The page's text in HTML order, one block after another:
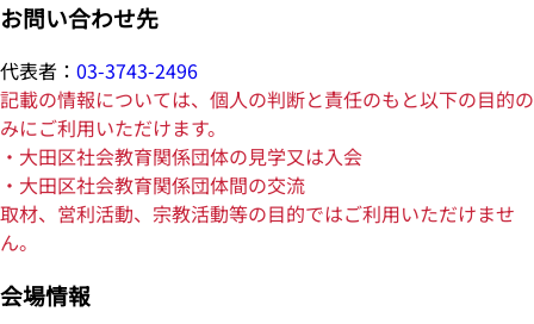
お問い合わせ先
代表者： 03-3743-2496
記載の情報については、個人の判断と責任のもと以下の目的の
みにご利用いただけます。
・大田区社会教育関係団体の見学又は入会
・大田区社会教育関係団体間の交流
取材、営利活動、宗教活動等の目的ではご利用いただけませ
ん。
会場情報